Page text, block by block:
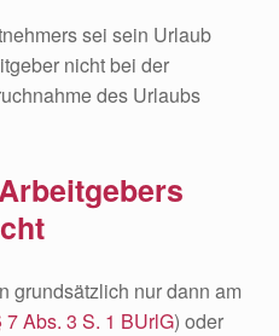
sei sein Urlaub
nicht bei der
des Urlaubs
grundsätzlich nur dann am
7 Abs. 3 S. 1 BUrlG) oder